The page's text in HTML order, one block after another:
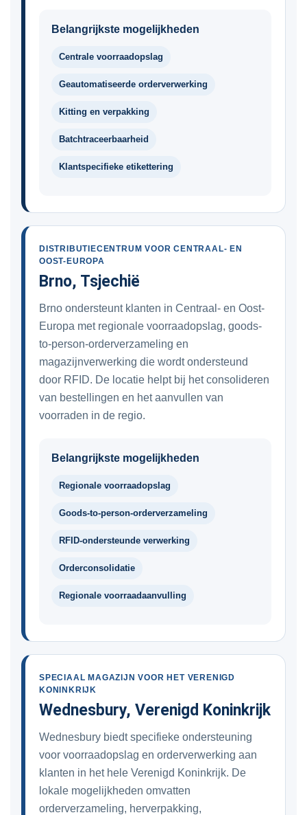
Belangrijkste mogelijkheden
Centrale voorraadopslag
Geautomatiseerde orderverwerking
Kitting en verpakking
Batchtraceerbaarheid
Klantspecifieke etikettering
DISTRIBUTIECENTRUM VOOR CENTRAAL- EN
OOST-EUROPA
Brno, Tsjechië
Brno ondersteunt klanten in Centraal- en Oost-
Europa met regionale voorraadopslag, goods-
to-person-orderverzameling en
magazijnverwerking die wordt ondersteund
door RFID. De locatie helpt bij het consolideren
van bestellingen en het aanvullen van
voorraden in de regio.
Belangrijkste mogelijkheden
Regionale voorraadopslag
Goods-to-person-orderverzameling
RFID-ondersteunde verwerking
Orderconsolidatie
Regionale voorraad­aanvulling
SPECIAAL MAGAZIJN VOOR HET VERENIGD
KONINKRIJK
Wednesbury, Verenigd Koninkrijk
Wednesbury biedt specifieke ondersteuning
voor voorraadopslag en orderverwerking aan
klanten in het hele Verenigd Koninkrijk. De
lokale mogelijkheden omvatten
orderverzameling, herverpakking,